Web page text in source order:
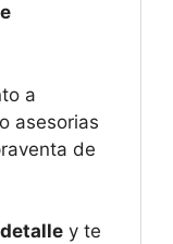
a
asesorias
de
y te